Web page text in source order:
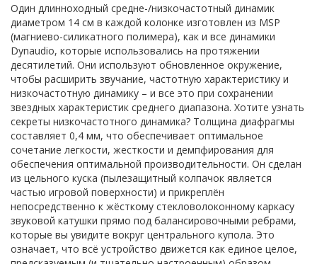
Один длинноходный средне-/низкочастотный динамик
диаметром 14 см в каждой колонке изготовлен из MSP
(магниево-силикатного полимера), как и все динамики
Dynaudio, которые использовались на протяжении
десятилетий. Они используют обновленное окружение,
чтобы расширить звучание, частотную характеристику и
низкочастотную динамику – и все это при сохранении
звездных характеристик среднего диапазона. Хотите узнать
секреты низкочастотного динамика? Толщина диафрагмы
составляет 0,4 мм, что обеспечивает оптимальное
сочетание легкости, жесткости и демпфирования для
обеспечения оптимальной производительности. Он сделан
из цельного куска (пылезащитный колпачок является
частью игровой поверхности) и прикреплён
непосредственно к жёсткому стекловолоконному каркасу
звуковой катушки прямо под балансировочными ребрами,
которые вы увидите вокруг центрального купола. Это
означает, что всё устройство движется как единое целое,